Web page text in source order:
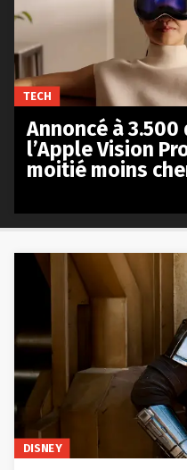
DISNEY
TECH
Annoncé à
l’Apple Vision
moitié moins